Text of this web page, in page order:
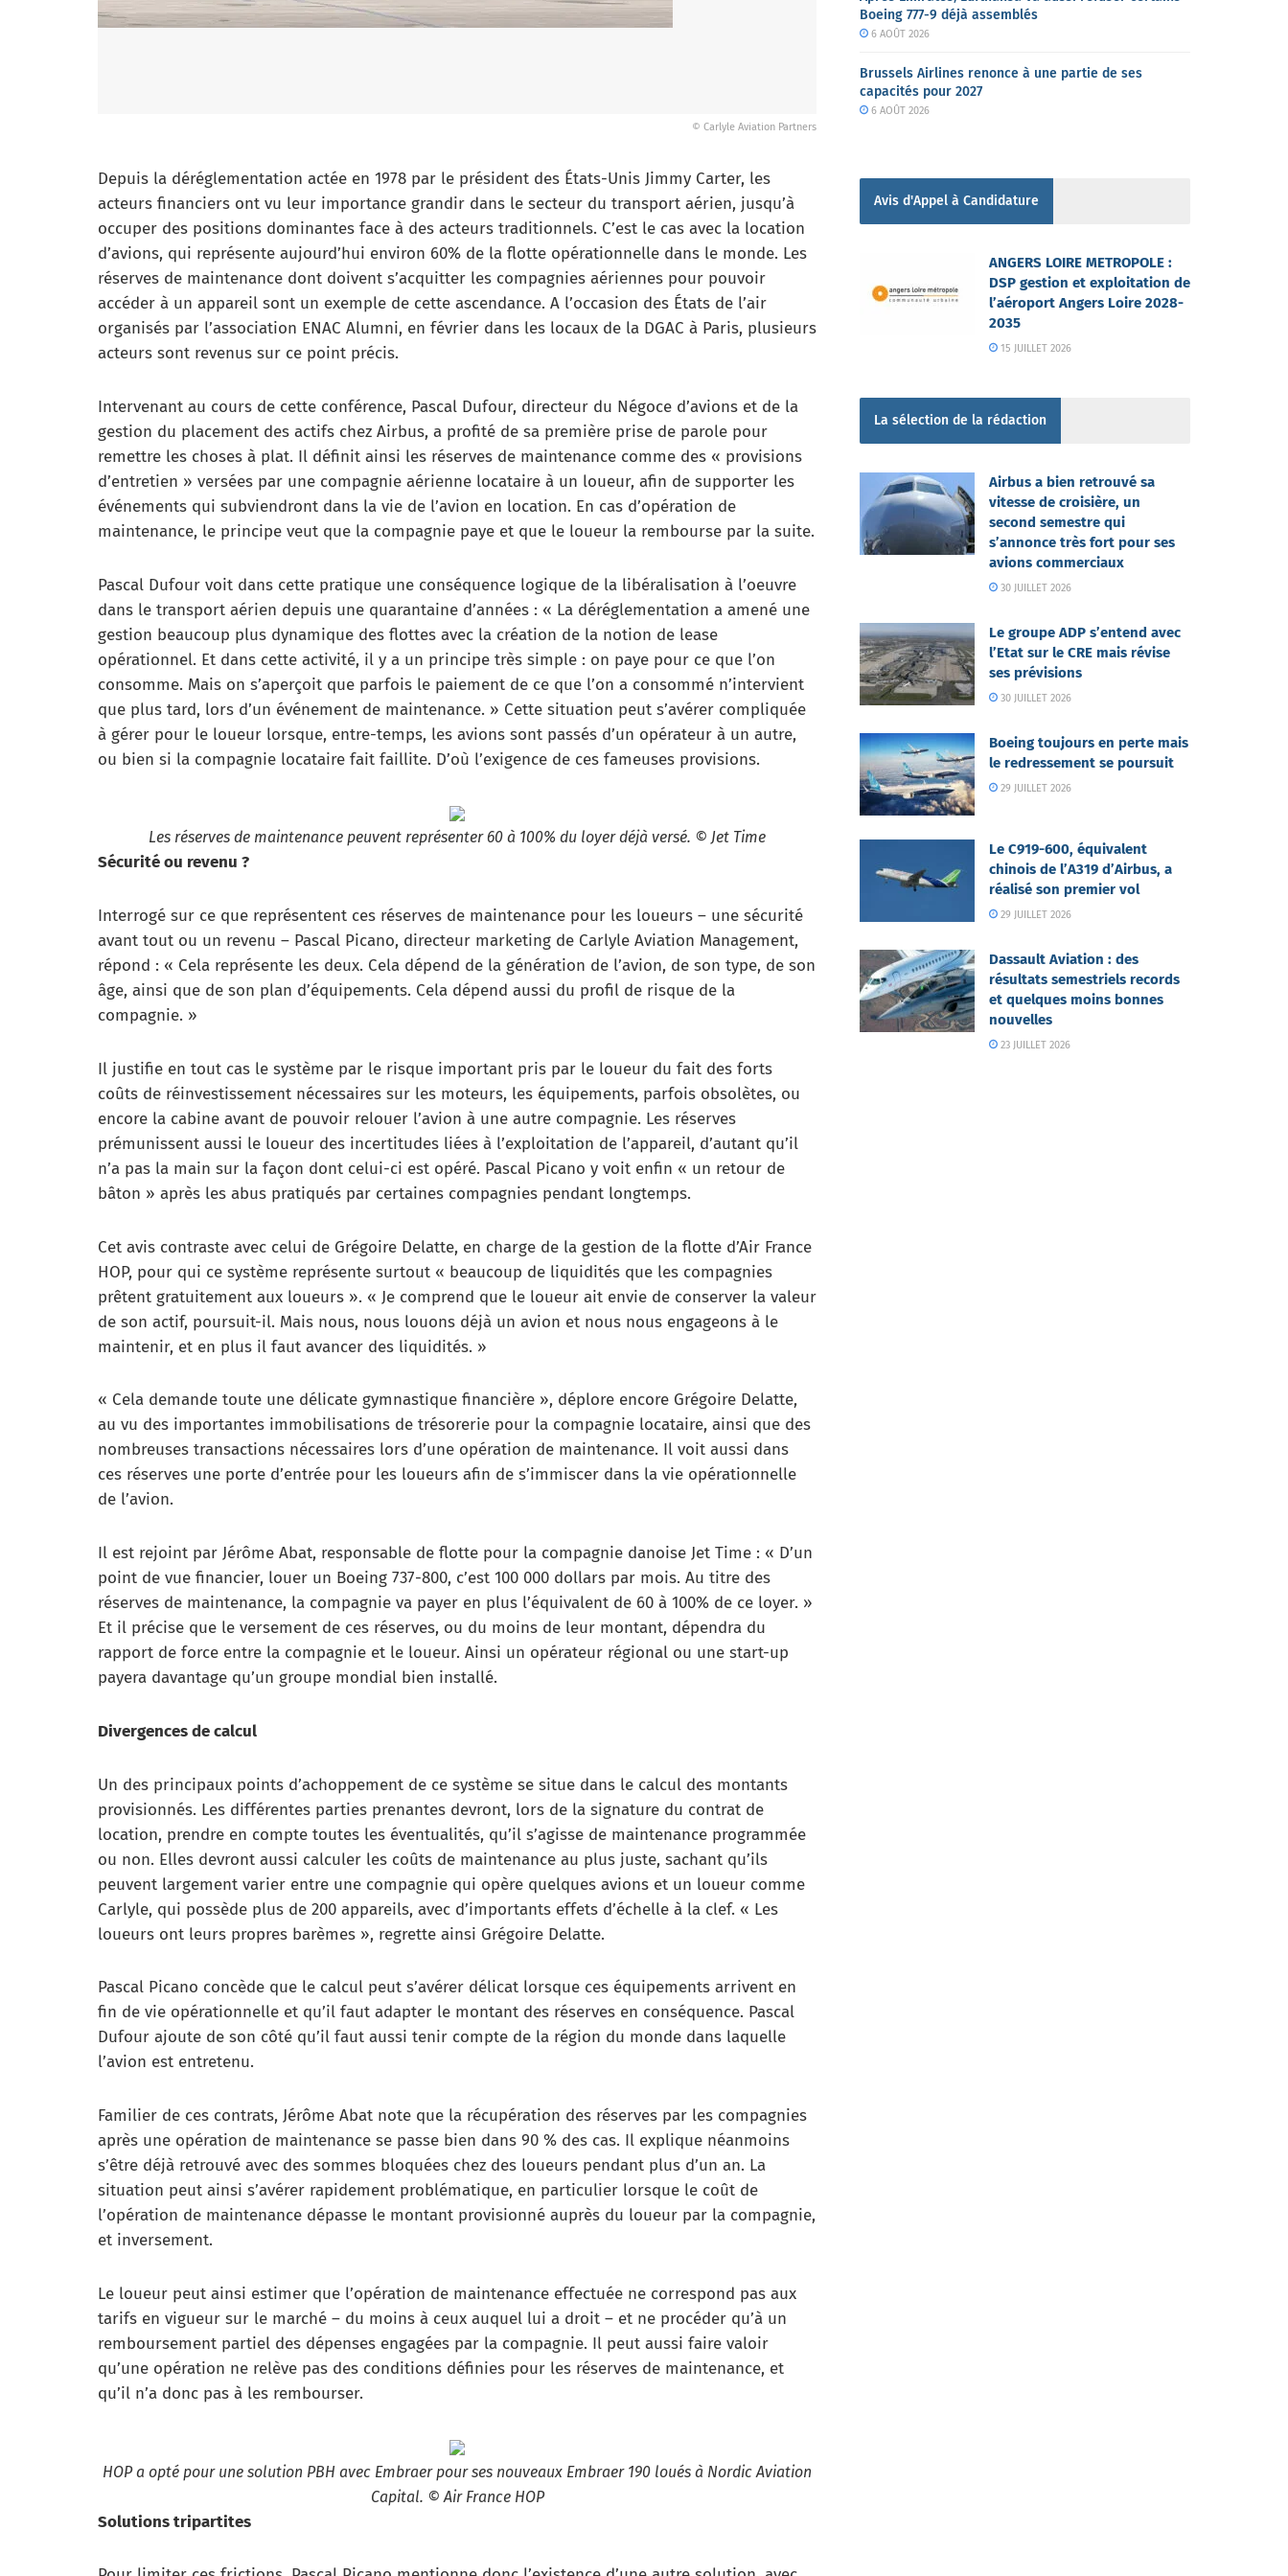
© Carlyle Aviation Partners
Depuis la déréglementation actée en 1978 par le président des États-Unis Jimmy Carter, les
acteurs financiers ont vu leur importance grandir dans le secteur du transport aérien, jusqu’à
occuper des positions dominantes face à des acteurs traditionnels. C’est le cas avec la location
d’avions, qui représente aujourd’hui environ 60% de la flotte opérationnelle dans le monde. Les
réserves de maintenance dont doivent s’acquitter les compagnies aériennes pour pouvoir
accéder à un appareil sont un exemple de cette ascendance. A l’occasion des États de l’air
organisés par l’association ENAC Alumni, en février dans les locaux de la DGAC à Paris, plusieurs
acteurs sont revenus sur ce point précis.
Intervenant au cours de cette conférence, Pascal Dufour, directeur du Négoce d’avions et de la
gestion du placement des actifs chez Airbus, a profité de sa première prise de parole pour
remettre les choses à plat. Il définit ainsi les réserves de maintenance comme des « provisions
d’entretien » versées par une compagnie aérienne locataire à un loueur, afin de supporter les
événements qui subviendront dans la vie de l’avion en location. En cas d’opération de
maintenance, le principe veut que la compagnie paye et que le loueur la rembourse par la suite.
Pascal Dufour voit dans cette pratique une conséquence logique de la libéralisation à l’oeuvre
dans le transport aérien depuis une quarantaine d’années : « La déréglementation a amené une
gestion beaucoup plus dynamique des flottes avec la création de la notion de lease
opérationnel. Et dans cette activité, il y a un principe très simple : on paye pour ce que l’on
consomme. Mais on s’aperçoit que parfois le paiement de ce que l’on a consommé n’intervient
que plus tard, lors d’un événement de maintenance. » Cette situation peut s’avérer compliquée
à gérer pour le loueur lorsque, entre-temps, les avions sont passés d’un opérateur à un autre,
ou bien si la compagnie locataire fait faillite. D’où l’exigence de ces fameuses provisions.
Les réserves de maintenance peuvent représenter 60 à 100% du loyer déjà versé. © Jet Time
Sécurité ou revenu ?
Interrogé sur ce que représentent ces réserves de maintenance pour les loueurs – une sécurité
avant tout ou un revenu – Pascal Picano, directeur marketing de Carlyle Aviation Management,
répond : « Cela représente les deux. Cela dépend de la génération de l’avion, de son type, de son
âge, ainsi que de son plan d’équipements. Cela dépend aussi du profil de risque de la
compagnie. »
Il justifie en tout cas le système par le risque important pris par le loueur du fait des forts
coûts de réinvestissement nécessaires sur les moteurs, les équipements, parfois obsolètes, ou
encore la cabine avant de pouvoir relouer l’avion à une autre compagnie. Les réserves
prémunissent aussi le loueur des incertitudes liées à l’exploitation de l’appareil, d’autant qu’il
n’a pas la main sur la façon dont celui-ci est opéré. Pascal Picano y voit enfin « un retour de
bâton » après les abus pratiqués par certaines compagnies pendant longtemps.
Cet avis contraste avec celui de Grégoire Delatte, en charge de la gestion de la flotte d’Air France
HOP, pour qui ce système représente surtout « beaucoup de liquidités que les compagnies
prêtent gratuitement aux loueurs ». « Je comprend que le loueur ait envie de conserver la valeur
de son actif, poursuit-il. Mais nous, nous louons déjà un avion et nous nous engageons à le
maintenir, et en plus il faut avancer des liquidités. »
« Cela demande toute une délicate gymnastique financière », déplore encore Grégoire Delatte,
au vu des importantes immobilisations de trésorerie pour la compagnie locataire, ainsi que des
nombreuses transactions nécessaires lors d’une opération de maintenance. Il voit aussi dans
ces réserves une porte d’entrée pour les loueurs afin de s’immiscer dans la vie opérationnelle
de l’avion.
Il est rejoint par Jérôme Abat, responsable de flotte pour la compagnie danoise Jet Time : « D’un
point de vue financier, louer un Boeing 737-800, c’est 100 000 dollars par mois. Au titre des
réserves de maintenance, la compagnie va payer en plus l’équivalent de 60 à 100% de ce loyer. »
Et il précise que le versement de ces réserves, ou du moins de leur montant, dépendra du
rapport de force entre la compagnie et le loueur. Ainsi un opérateur régional ou une start-up
payera davantage qu’un groupe mondial bien installé.
Divergences de calcul
Un des principaux points d’achoppement de ce système se situe dans le calcul des montants
provisionnés. Les différentes parties prenantes devront, lors de la signature du contrat de
location, prendre en compte toutes les éventualités, qu’il s’agisse de maintenance programmée
ou non. Elles devront aussi calculer les coûts de maintenance au plus juste, sachant qu’ils
peuvent largement varier entre une compagnie qui opère quelques avions et un loueur comme
Carlyle, qui possède plus de 200 appareils, avec d’importants effets d’échelle à la clef. « Les
loueurs ont leurs propres barèmes », regrette ainsi Grégoire Delatte.
Pascal Picano concède que le calcul peut s’avérer délicat lorsque ces équipements arrivent en
fin de vie opérationnelle et qu’il faut adapter le montant des réserves en conséquence. Pascal
Dufour ajoute de son côté qu’il faut aussi tenir compte de la région du monde dans laquelle
l’avion est entretenu.
Familier de ces contrats, Jérôme Abat note que la récupération des réserves par les compagnies
après une opération de maintenance se passe bien dans 90 % des cas. Il explique néanmoins
s’être déjà retrouvé avec des sommes bloquées chez des loueurs pendant plus d’un an. La
situation peut ainsi s’avérer rapidement problématique, en particulier lorsque le coût de
l’opération de maintenance dépasse le montant provisionné auprès du loueur par la compagnie,
et inversement.
Le loueur peut ainsi estimer que l’opération de maintenance effectuée ne correspond pas aux
tarifs en vigueur sur le marché – du moins à ceux auquel lui a droit – et ne procéder qu’à un
remboursement partiel des dépenses engagées par la compagnie. Il peut aussi faire valoir
qu’une opération ne relève pas des conditions définies pour les réserves de maintenance, et
qu’il n’a donc pas à les rembourser.
HOP a opté pour une solution PBH avec Embraer pour ses nouveaux Embraer 190 loués à Nordic Aviation
Capital. © Air France HOP
Solutions tripartites
Boeing 777-9 déjà assemblés
6 AOÛT 2026
Brussels Airlines renonce à une partie de ses
capacités pour 2027
6 AOÛT 2026
Avis d'Appel à Candidature
ANGERS LOIRE METROPOLE :
DSP gestion et exploitation de
l’aéroport Angers Loire 2028-
2035
15 JUILLET 2026
La sélection de la rédaction
Airbus a bien retrouvé sa
vitesse de croisière, un
second semestre qui
s’annonce très fort pour ses
avions commerciaux
30 JUILLET 2026
Le groupe ADP s’entend avec
l’Etat sur le CRE mais révise
ses prévisions
30 JUILLET 2026
Boeing toujours en perte mais
le redressement se poursuit
29 JUILLET 2026
Le C919-600, équivalent
chinois de l’A319 d’Airbus, a
réalisé son premier vol
29 JUILLET 2026
Dassault Aviation : des
résultats semestriels records
et quelques moins bonnes
nouvelles
23 JUILLET 2026